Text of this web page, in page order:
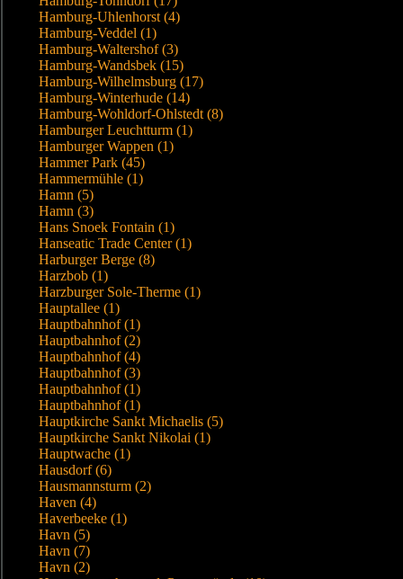
Hamburg-Uhlenhorst (4)
Hamburg-Veddel (1)
Hamburg-Waltershof (3)
Hamburg-Wandsbek (15)
Hamburg-Wilhelmsburg (17)
Hamburg-Winterhude (14)
Hamburg-Wohldorf-Ohlstedt (8)
Hamburger Leuchtturm (1)
Hamburger Wappen (1)
Hammer Park (45)
Hammermühle (1)
Hamn (5)
Hamn (3)
Hans Snoek Fontain (1)
Hanseatic Trade Center (1)
Harburger Berge (8)
Harzbob (1)
Harzburger Sole-Therme (1)
Hauptallee (1)
Hauptbahnhof (1)
Hauptbahnhof (2)
Hauptbahnhof (4)
Hauptbahnhof (3)
Hauptbahnhof (1)
Hauptbahnhof (1)
Hauptkirche Sankt Michaelis (5)
Hauptkirche Sankt Nikolai (1)
Hauptwache (1)
Hausdorf (6)
Hausmannsturm (2)
Haven (4)
Haverbeeke (1)
Havn (5)
Havn (7)
Havn (2)